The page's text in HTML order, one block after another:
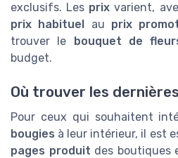
exclusifs. Les prix varient,
prix habituel au prix
trouver le bouquet de
budget.
Où trouver les
Pour ceux qui souhaitent
bougies à leur intérieur, il est
pages produit des boutiques